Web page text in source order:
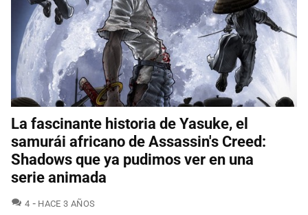
La fascinante historia de Yasuke, el
samurái africano de Assassin's Creed:
Shadows que ya pudimos ver en una
serie animada
4 COMENTARIOS
HACE 3 AÑOS